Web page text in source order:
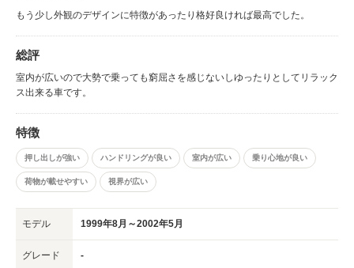
もう少し外観のデザインに特徴があったり格好良ければ最高でした。
総評
室内が広いので大勢で乗っても窮屈さを感じないしゆったりとしてリラック
ス出来る車です。
特徴
押し出しが強い ハンドリングが良い 室内が広い 乗り心地が良い
荷物が載せやすい 視界が広い
モデル 1999年8月～2002年5月
グレード -